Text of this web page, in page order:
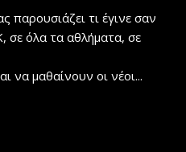
παρουσιάζει τι έγινε σαν
σε όλα τα αθλήματα, σε
να μαθαίνουν οι νέοι...